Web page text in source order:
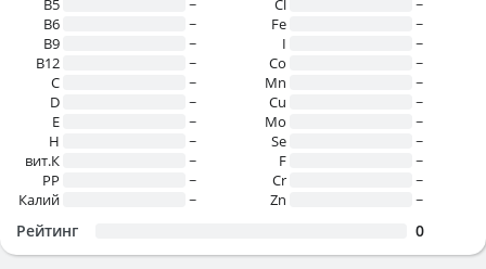
B5
~
B6
~
B9
~
B12
~
C
~
D
~
E
~
H
~
вит.К
~
PP
~
Калий
~
Cl
~
Fe
~
I
~
Co
~
Mn
~
Cu
~
Mo
~
Se
~
F
~
Cr
~
Zn
~
Рейтинг 0